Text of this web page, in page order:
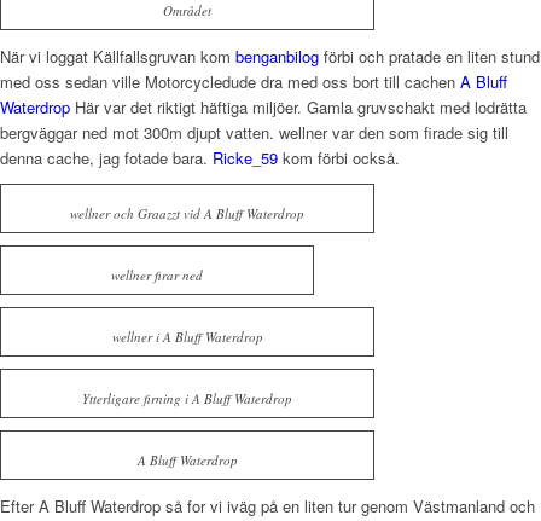
Området
När vi loggat Källfallsgruvan kom benganbilog förbi och pratade en liten stund
med oss sedan ville Motorcycledude dra med oss bort till cachen A Bluff
Waterdrop Här var det riktigt häftiga miljöer. Gamla gruvschakt med lodrätta
bergväggar ned mot 300m djupt vatten. wellner var den som firade sig till
denna cache, jag fotade bara. Ricke_59 kom förbi också.
wellner och Graazzt vid A Bluff Waterdrop
wellner firar ned
wellner i A Bluff Waterdrop
Ytterligare firning i A Bluff Waterdrop
A Bluff Waterdrop
Efter A Bluff Waterdrop så for vi iväg på en liten tur genom Västmanland och